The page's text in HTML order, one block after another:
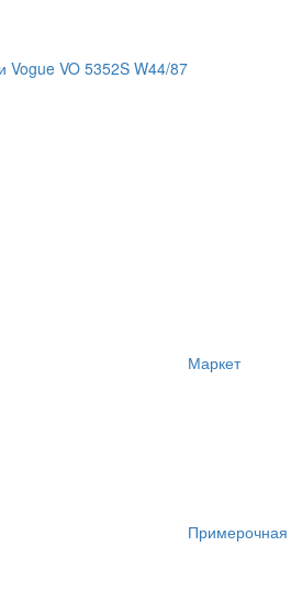
Vogue VO 5352S W44/87
Маркет
Примерочная